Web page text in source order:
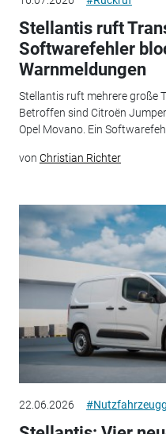
Stellantis ruft
Softwarefehler
Warnmeldungen
Stellantis ruft mehrere große
Betroffen sind Citroën
Opel Movano. Ein
von Christian Richter
22.06.2026